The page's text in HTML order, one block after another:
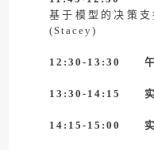
基于模型的决策
(Stacey)
12:30-13:30 午
13:30-14:15
14:15-15:00